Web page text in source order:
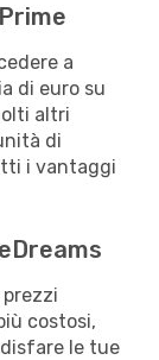
a
di euro su
altri
di
i vantaggi
prezzi
costosi,
le tue